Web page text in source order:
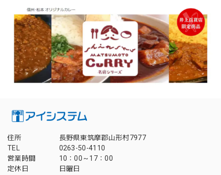
住所
長野県東筑摩郡山形村7977
TEL
0263-50-4110
営業時間
10：00～17：00
定休日
日曜日